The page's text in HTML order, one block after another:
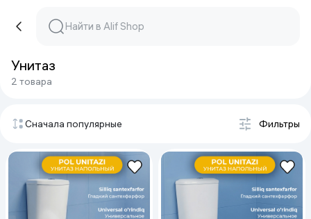
Унитаз
2 товара
Сначала популярные Фильтры